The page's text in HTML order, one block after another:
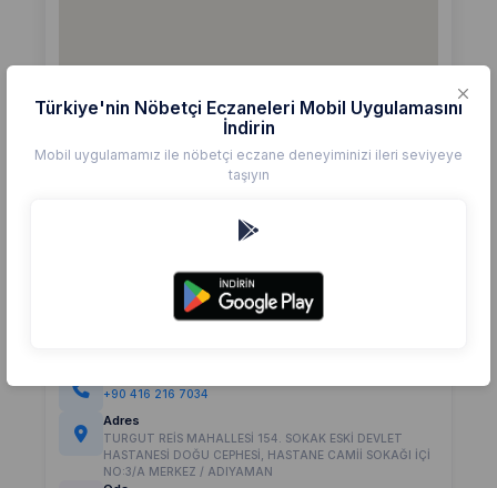
+90 416 216 7034
Adres
TURGUT REİS MAHALLESİ 154. SOKAK ESKİ DEVLET
HASTANESİ DOĞU CEPHESİ, HASTANE CAMİİ SOKAĞI İÇİ
NO:3/A MERKEZ / ADIYAMAN
Türkiye'nin Nöbetçi Eczaneleri Mobil Uygulamasını
İndirin
Mobil uygulamamız ile nöbetçi eczane deneyiminizi ileri seviyeye
taşıyın